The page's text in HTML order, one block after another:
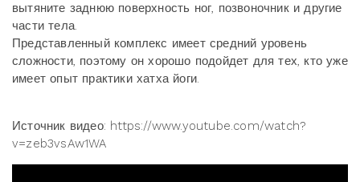
вытяните заднюю поверхность ног, позвоночник и другие
части тела.
Представленный комплекс имеет средний уровень
сложности, поэтому он хорошо подойдет для тех, кто уже
имеет опыт практики хатха йоги.
Источник видео: https://www.youtube.com/watch?
v=zeb3vsAw1WA